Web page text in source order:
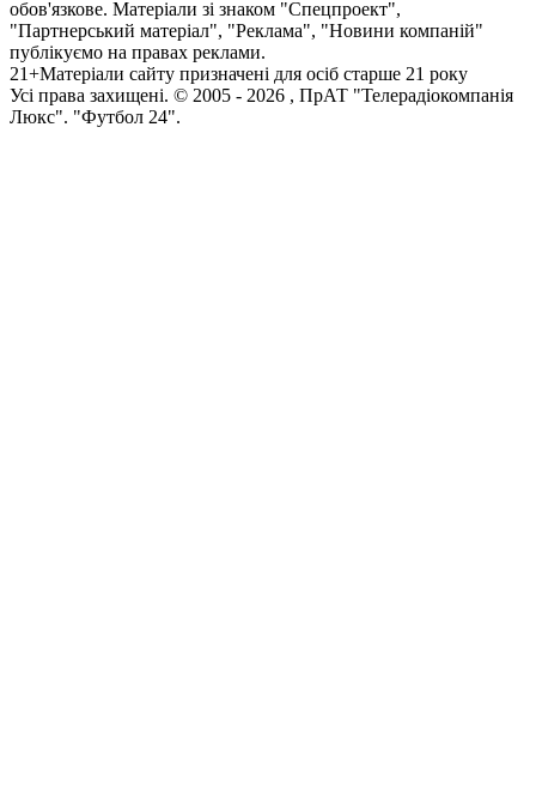
обов'язкове. Матеріали зі знаком "Спецпроект",
"Партнерський матеріал", "Реклама", "Новини компаній"
публікуємо на правах реклами.
21+Матеріали сайту призначені для осіб старше 21 року
Усi права захищенi. © 2005 - 2026 , ПрАТ "Телерадіокомпанія
Люкс". "Футбол 24".